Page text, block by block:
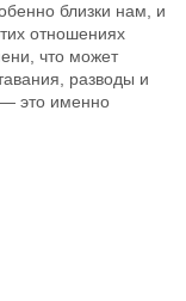
близки нам, и
отношениях
что может
разводы и
— это именно